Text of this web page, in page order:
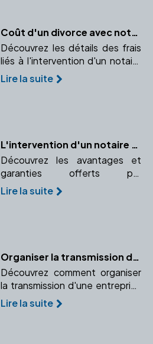
Coût d'un divorce avec notaire : Décryptage
Découvrez les détails des frais
liés à l'intervention d'un notaire
en cas de divorce. Comprendre
les honoraires, frais
Lire la suite
L'intervention d'un notaire dans votre projet immobilier : avantages et garanties
Découvrez les avantages et
garanties offerts par
l'intervention d'un notaire dans
votre projet immobilier.
Lire la suite
Organiser la transmission d'une entreprise familiale avec un notaire
Découvrez comment organiser
la transmission d'une entreprise
familiale avec l'aide d'un notaire.
Une planification préalable est
Lire la suite